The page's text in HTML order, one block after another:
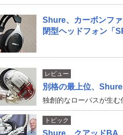
Shure、カーボンフ
閉型ヘッドフォン「
レビュー
別格の最上位、
独創的なローパスが生
トピック
Shure、クアッドBA